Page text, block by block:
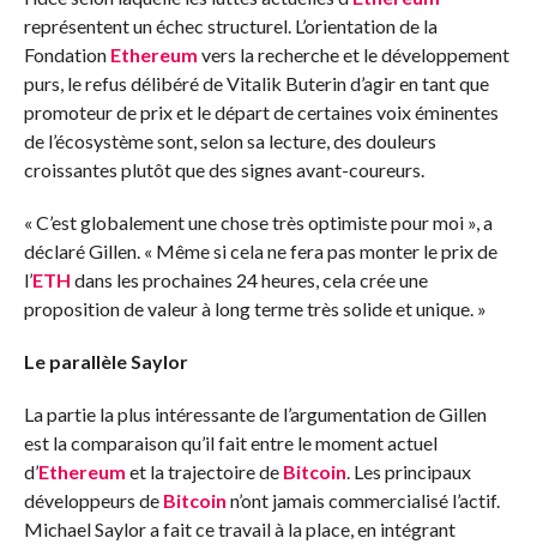
représentent un échec structurel. L’orientation de la
Fondation Ethereum vers la recherche et le développement
purs, le refus délibéré de Vitalik Buterin d’agir en tant que
promoteur de prix et le départ de certaines voix éminentes
de l’écosystème sont, selon sa lecture, des douleurs
croissantes plutôt que des signes avant-coureurs.
« C’est globalement une chose très optimiste pour moi », a
déclaré Gillen. « Même si cela ne fera pas monter le prix de
l’ETH dans les prochaines 24 heures, cela crée une
proposition de valeur à long terme très solide et unique. »
Le parallèle Saylor
La partie la plus intéressante de l’argumentation de Gillen
est la comparaison qu’il fait entre le moment actuel
d’Ethereum et la trajectoire de Bitcoin. Les principaux
développeurs de Bitcoin n’ont jamais commercialisé l’actif.
Michael Saylor a fait ce travail à la place, en intégrant